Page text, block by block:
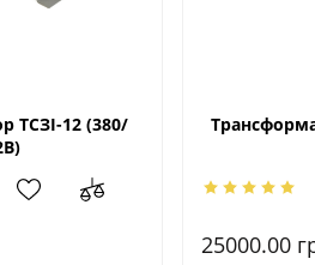
ТСЗІ-12 (380/
25000.00